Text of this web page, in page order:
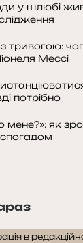
у шлюбі
тривогою:
Мессі
потрібно
мене?»: як